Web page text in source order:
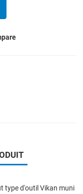
type d'outil Vikan muni